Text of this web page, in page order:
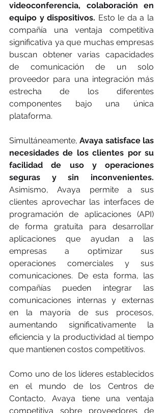
videoconferencia, colaboración en
equipo y dispositivos. Esto le da a la
compañía una ventaja competitiva
significativa ya que muchas empresas
buscan obtener varias capacidades
de comunicación de un solo
proveedor para una integración más
estrecha de los diferentes
componentes bajo una única
plataforma.
Simultáneamente, Avaya satisface las
necesidades de los clientes por su
facilidad de uso y operaciones
seguras y sin inconvenientes.
Asimismo, Avaya permite a sus
clientes aprovechar las interfaces de
programación de aplicaciones (API)
de forma gratuita para desarrollar
aplicaciones que ayudan a las
empresas a optimizar sus
operaciones comerciales y sus
comunicaciones. De esta forma, las
compañías pueden integrar las
comunicaciones internas y externas
en la mayoría de sus procesos,
aumentando significativamente la
eficiencia y la productividad al tiempo
que mantienen costos competitivos.
Como uno de los líderes establecidos
en el mundo de los Centros de
Contacto, Avaya tiene una ventaja
competitiva sobre proveedores de